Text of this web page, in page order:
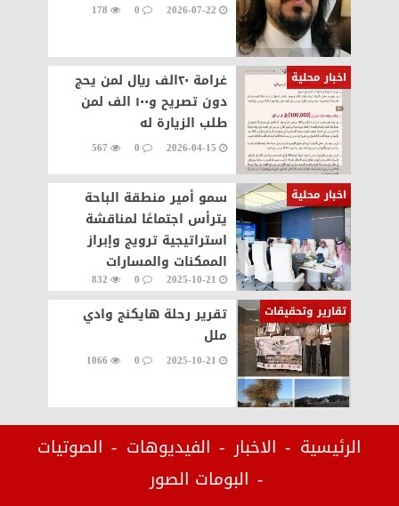
2026-07-22
0
178
اخبار محلية
غرامة ٢٠الف ريال لمن يحج
دون تصريح و١٠٠ الف لمن
طلب الزيارة له
2026-04-15
0
567
اخبار محلية
سمو أمير منطقة الباحة
يترأس اجتماعًا لمناقشة
استراتيجية ترويج وإبراز
الممكنات والمسارات
السياحية في المنطقة
2025-10-21
0
832
تقارير وتحقيقات
تقرير رحلة هايكنج وادي
ملل
2025-10-21
0
1066
الرئيسية الاخبار الفيديوهات
الصوتيات
البومات الصور